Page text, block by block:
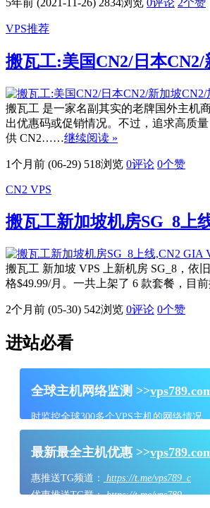
VPS推荐
搬瓦工:美国CN2/日本CN2/
搬瓦工 是一家名副其实的老牌国外主机
出优惠码或促销情况。不过，追求高质
供 CN2……继续阅读 »
1个月前 (06-29) 518浏览 0评论 0个赞
CN2 VPS
搬瓦工新加坡机房SG_8上
搬瓦工 新加坡 VPS 上新机房 SG_8，依
格$49.99/月。一共上架了 6 款套餐，
2个月前 (05-30) 542浏览 0评论 0个赞
进站必看
全球主机网络监测 >>
时监控全球300多个VPS主机的网络情况
最新最全主机优惠 >>
惠推送TG频道：
https://t.me/vps789_c
优惠推送TG群：https://t.me/vps789